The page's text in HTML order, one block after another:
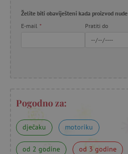
Želite biti obaviješteni kada proizvod
E-mail * Pratiti do
Pogodno za:
dječaku motoriku
od 2 godine od 3 godine